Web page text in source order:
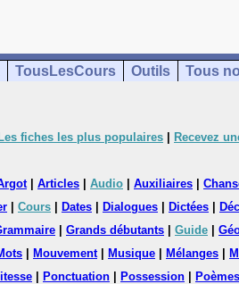
TousLesCours Outils Tous
Les fiches les plus populaires Recevez
| Articles Audio Auxiliaires
Cours Dates Dialogues Dictées
Grands débutants Guide
Mouvement| Musique Mélanges
Ponctuation Possession Poèmes